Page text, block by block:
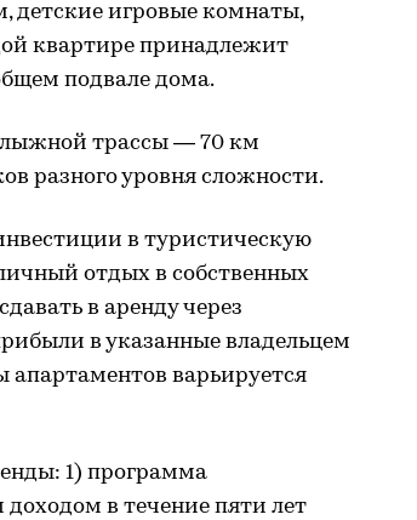
детские игровые комнаты,
квартире принадлежит
подвале дома.
трассы — 70 км
разного уровня сложности.
в туристическую
отдых в собственных
в аренду через
в указанные владельцем
варьируется
1) программа
в течение пяти лет